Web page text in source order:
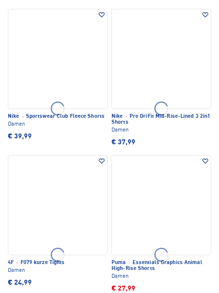
Nike · Sportswear Club Fleece Shorts
Damen
€ 39,99
Nike · Pro DriFit Mid-Rise-Lined 3 2in1
Shorts
Damen
€ 37,99
4F ·
F079 kurze Tights
Damen
€ 24,99
Puma · Essentials Graphics Animal
High-Rise Shorts
Damen
€ 27,99